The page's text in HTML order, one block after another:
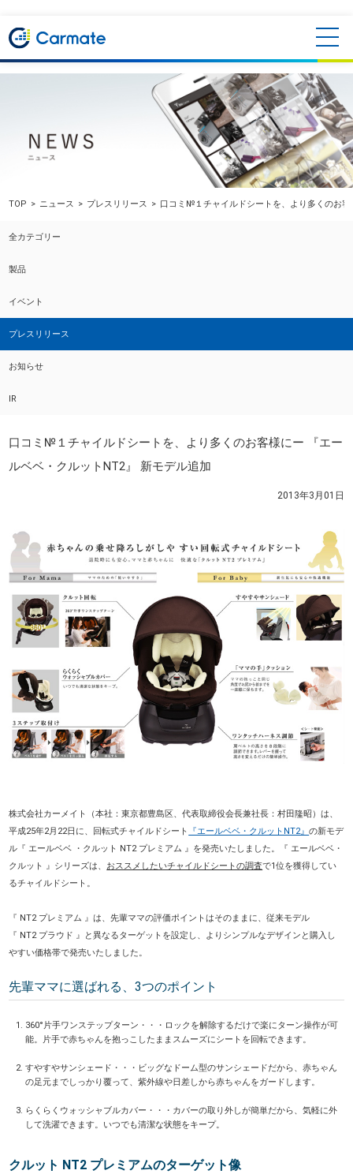
TOP ニュース プレスリリース 口コミ№１チャイルドシートを、より多くのお
全カテゴリー
製品
イベント
プレスリリース
お知らせ
IR
口コミ№１チャイルドシートを、より多くのお客様にー 『エー
ルベベ・クルットNT2』 新モデル追加
2013年3月01日
株式会社カーメイト（本社：東京都豊島区、代表取締役会長兼社長：村田隆昭）は、
平成25年2月22日に、回転式チャイルドシート
『エールベベ・クルットNT2』の新モデ
ル『 エールベベ ・クルット NT2 プレミアム 』を発売いたしました。『 エールベベ・
クルット 』シリーズは、 おススメしたいチャイルドシートの調査で1位を獲得してい
るチャイルドシート。
『 NT2 プレミアム 』は、先輩ママの評価ポイントはそのままに、従来モデル
『 NT2 プラウド 』と異なるターゲットを設定し、よりシンプルなデザインと購入し
やすい価格帯で発売いたしました。
先輩ママに選ばれる、3つのポイント
360°片手ワンステップターン・・・ロックを解除するだけで楽にターン操作が可
能。片手で赤ちゃんを抱っこしたままスムーズにシートを回転できます。
すやすやサンシェード・・・ビッグなドーム型のサンシェードだから、赤ちゃん
の足元までしっかり覆って、紫外線や日差しから赤ちゃんをガードします。
らくらくウォッシャブルカバー・・・カバーの取り外しが簡単だから、気軽に外
して洗濯できます。いつでも清潔な状態をキープ。
クルット NT2 プレミアムのターゲット像